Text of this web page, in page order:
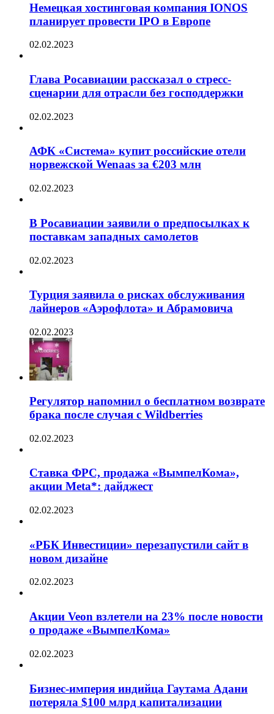
Немецкая хостинговая компания IONOS
планирует провести IPO в Европе
02.02.2023
Глава Росавиации рассказал о стресс-
сценарии для отрасли без господдержки
02.02.2023
АФК «Система» купит российские отели
норвежской Wenaas за €203 млн
02.02.2023
В Росавиации заявили о предпосылках к
поставкам западных самолетов
02.02.2023
Турция заявила о рисках обслуживания
лайнеров «Аэрофлота» и Абрамовича
02.02.2023
Регулятор напомнил о бесплатном возврате
брака после случая с Wildberries
02.02.2023
Ставка ФРС, продажа «ВымпелКома»,
акции Meta*: дайджест
02.02.2023
«РБК Инвестиции» перезапустили сайт в
новом дизайне
02.02.2023
Акции Veon взлетели на 23% после новости
о продаже «ВымпелКома»
02.02.2023
Бизнес-империя индийца Гаутама Адани
потеряла $100 млрд капитализации